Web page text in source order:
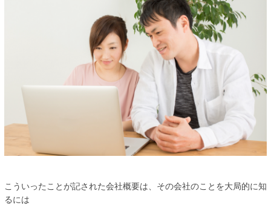
こういったことが記された会社概要は、その会社のことを大局的に知
るには